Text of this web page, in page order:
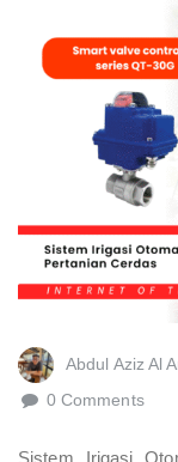
Abdul Aziz Al
0 Comments
Sistem Irigasi